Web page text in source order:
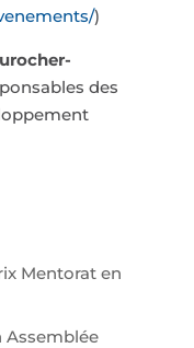
)
des
Mentorat en
Assemblée